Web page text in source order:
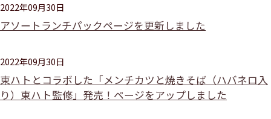
2022年09月30日
アソートランチパックページを更新しました
2022年09月30日
東ハトとコラボした「メンチカツと焼きそば（ハバネロ入
り）東ハト監修」発売！ページをアップしました